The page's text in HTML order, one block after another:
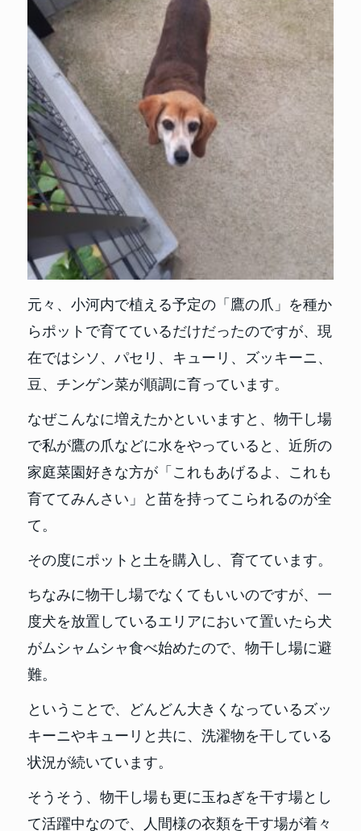
元々、小河内で植える予定の「鷹の爪」を種か
らポットで育てているだけだったのですが、現
在ではシソ、パセリ、キューリ、ズッキーニ、
豆、チンゲン菜が順調に育っています。
なぜこんなに増えたかといいますと、物干し場
で私が鷹の爪などに水をやっていると、近所の
家庭菜園好きな方が「これもあげるよ、これも
育ててみんさい」と苗を持ってこられるのが全
て。
その度にポットと土を購入し、育てています。
ちなみに物干し場でなくてもいいのですが、一
度犬を放置しているエリアにおいて置いたら犬
がムシャムシャ食べ始めたので、物干し場に避
難。
ということで、どんどん大きくなっているズッ
キーニやキューリと共に、洗濯物を干している
状況が続いています。
そうそう、物干し場も更に玉ねぎを干す場とし
て活躍中なので、人間様の衣類を干す場が着々